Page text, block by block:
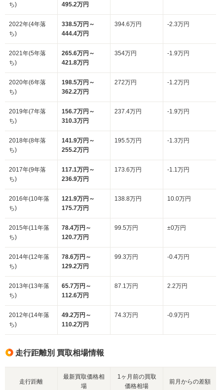
ち) 495.2万円
2022年(4年落
ち)
338.5万円～
444.4万円
394.6万円 -2.3万円
2021年(5年落
ち)
265.6万円～
421.8万円
354万円 -1.9万円
2020年(6年落
ち)
198.5万円～
362.2万円
272万円 -1.2万円
2019年(7年落
ち)
156.7万円～
310.3万円
237.4万円 -1.9万円
2018年(8年落
ち)
141.9万円～
255.2万円
195.5万円 -1.3万円
2017年(9年落
ち)
117.1万円～
236.9万円
173.6万円 -1.1万円
2016年(10年落
ち)
121.9万円～
175.7万円
138.8万円 10.0万円
2015年(11年落
ち)
78.4万円～
120.7万円
99.5万円 ±0万円
2014年(12年落
ち)
78.6万円～
129.2万円
99.3万円 -0.4万円
2013年(13年落
ち)
65.7万円～
112.6万円
87.1万円 2.2万円
2012年(14年落
ち)
49.2万円～
110.2万円
74.3万円 -0.9万円
走行距離別 買取相場情報
走行距離
最新買取価格相
場
1ヶ月前の買取
価格相場
前月からの差額